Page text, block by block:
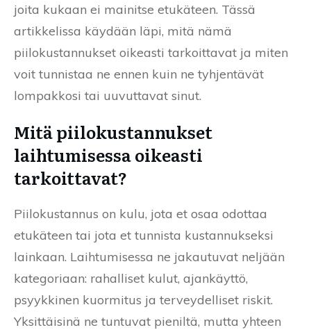
joita kukaan ei mainitse etukäteen. Tässä
artikkelissa käydään läpi, mitä nämä
piilokustannukset oikeasti tarkoittavat ja miten
voit tunnistaa ne ennen kuin ne tyhjentävät
lompakkosi tai uuvuttavat sinut.
Mitä piilokustannukset
laihtumisessa oikeasti
tarkoittavat?
Piilokustannus on kulu, jota et osaa odottaa
etukäteen tai jota et tunnista kustannukseksi
lainkaan. Laihtumisessa ne jakautuvat neljään
kategoriaan: rahalliset kulut, ajankäyttö,
psyykkinen kuormitus ja terveydelliset riskit.
Yksittäisinä ne tuntuvat pieniltä, mutta yhteen